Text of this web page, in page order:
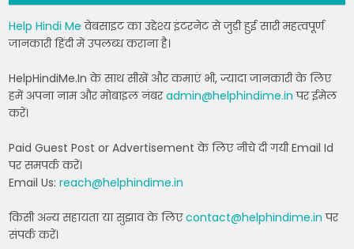
Help Hindi Me वेबसाइट का उद्देश्य इंटरनेट से जुड़ी हुई सारी महत्वपूर्ण
जानकारी हिंदी में उपलब्ध कराना है।
HelpHindiMe.In के साथ सीखें और कमाएं भी, ज्यादा जानकारी के लिए
हमें अपना नाम और मोबाइल नंबरadmin@helphindime.in पर ईमेल
करें।
Paid Guest Post or Advertisement के लिए नीचे दी गयी Email Id
पर समपर्क करें।
Email Us:reach@helphindime.in
किसी अन्य सहायता या सुझाव के लिएcontact@helphindime.in पर
संपर्क करें।